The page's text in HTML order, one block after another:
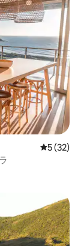
レビュー
5 (32)